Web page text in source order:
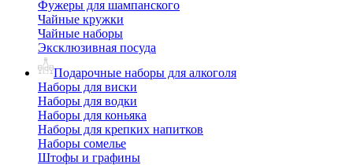
Фужеры для шампанского
Чайные кружки
Чайные наборы
Эксклюзивная посуда
Подарочные наборы для алкоголя
Наборы для виски
Наборы для водки
Наборы для коньяка
Наборы для крепких напитков
Наборы сомелье
Штофы и графины